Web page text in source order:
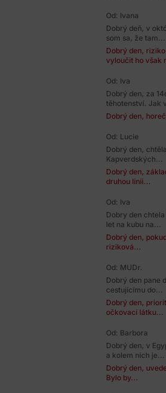
Od: Ivana
Dobrý deň, v
som sa, že tam...
Dobrý den,
vyloučit ho však
Od: Iva
Dobrý den, za
těhotenství. Jak
Dobrý den,
Od: Lucie
Dobrý den,
Kapverdských...
Dobrý den,
druhou linii...
Od: Iva
Dobry den
let na kubu na...
Dobrý den,
riziková...
Od: MUDr.
Dobrý den pane
cestujícímu do...
Dobrý den,
očkovací látku...
Od: Barbora
Dobrý den, v
a kolem nich je...
Dobrý den,
Bylo by...